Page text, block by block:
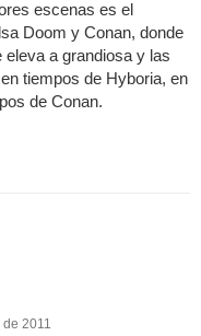
escenas es el
Doom y Conan, donde
a grandiosa y las
tiempos de Hyboria, en
de Conan.
2011